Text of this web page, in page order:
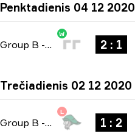
Penktadienis 04 12 2020
Group B - bo3
W
2 : 1
Trečiadienis 02 12 2020
Group B - bo3
L
1 : 2